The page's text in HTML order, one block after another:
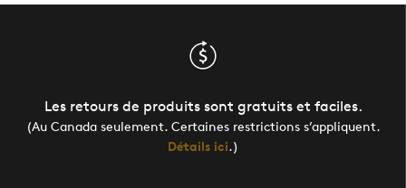
Les retours de produits sont gratuits et faciles.
(Au Canada seulement. Certaines restrictions s’appliquent.
Détails ici.)